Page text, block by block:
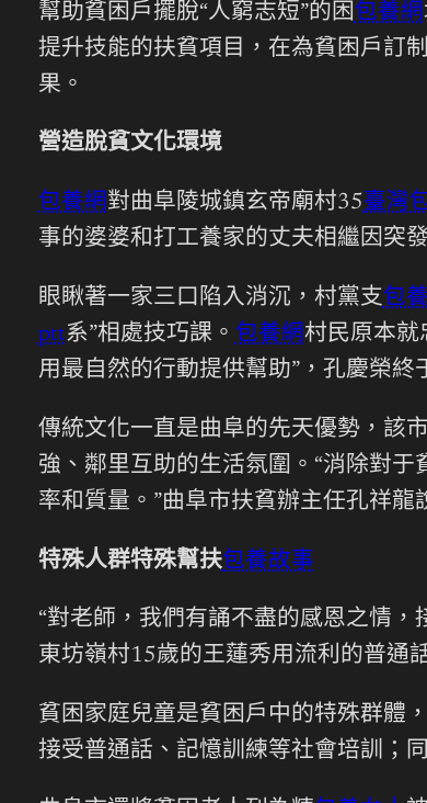
幫助貧困戶擺脫“人窮志短”的困包養網
提升技能的扶貧項目，在為貧困戶訂
果。
營造脫貧文化環境
包養網對曲阜陵城鎮玄帝廟村35臺灣
事的婆婆和打工養家的丈夫相繼因突
眼瞅著一家三口陷入消沉，村黨支包養
ptt系”相處技巧課。 包養網村民原本就
用最自然的行動提供幫助”，孔慶榮終
傳統文化一直是曲阜的先天優勢，該
強、鄰里互助的生活氛圍。“消除對
率和質量。”曲阜市扶貧辦主任孔祥龍
特殊人群特殊幫扶包養故事
“對老師，我們有誦不盡的感恩之情，
東坊嶺村15歲的王蓮秀用流利的普通
貧困家庭兒童是貧困戶中的特殊群體
接受普通話、記憶訓練等社會培訓；